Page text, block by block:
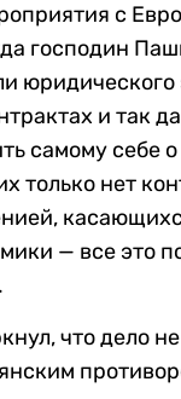
с
господин
юридического
и так
самому себе
только нет
— все это
что дело